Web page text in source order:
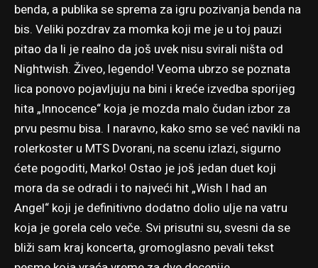
benda, a publika se sprema za igru pozivanja benda na
bis. Veliki pozdrav za momka koji me je u toj pauzi
pitao da li je realno da još uvek nisu svirali ništa od
Nightwish. Živeo, legendo! Veoma ubrzo se poznata
lica ponovo pojavljuju na bini i kreće izvedba sporijeg
hita „Innocence“ koja je mozda malo čudan izbor za
prvu pesmu bisa. I naravno, kako smo se već navikli na
rolerkoster u MTS Dvorani, na scenu izlazi, sigurno
ćete pogoditi, Marko! Ostao je još jedan duet koji
mora da se odradi i to najveći hit „Wish I had an
Angel“ koji je definitivno dodatno dolio ulje na vatru
koja je gorela celo veče. Svi prisutni su, svesni da se
bliži sam kraj koncerta, gromoglasno pevali tekst